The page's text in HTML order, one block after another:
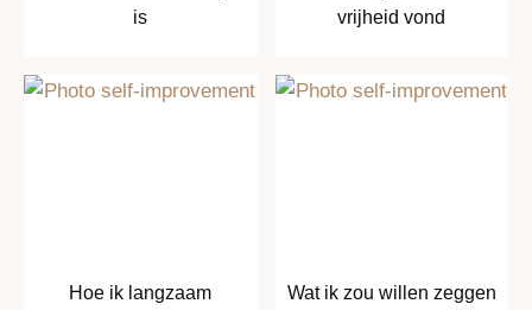
is
vrijheid vond
Hoe ik langzaam
Wat ik zou willen zeggen